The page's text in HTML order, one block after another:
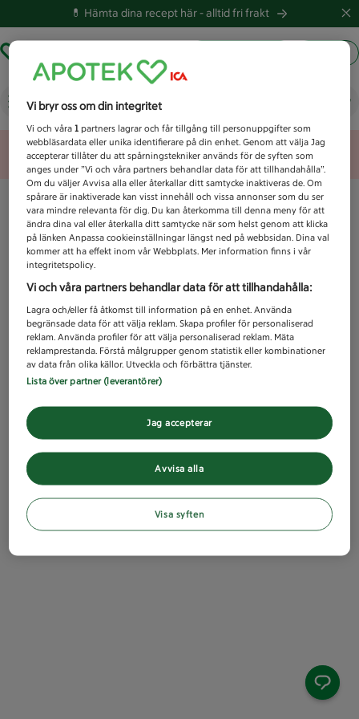
💊 Hämta dina recept här -alltid fri frakt
Vad letar du efter idag?
Unknown error
Vi bryr oss om din integritet
Vi och våra1 partners lagrar och får tillgång till personuppgifter som
webbläsardata eller unika identifierare på din enhet. Genom att välja Jag
accepterar tillåter du att spårningstekniker används för de syften som
anges under ”Vi och våra partners behandlar data för att tillhandahålla”.
Om du väljer Avvisa alla eller återkallar ditt samtycke inaktiveras de. Om
spårare är inaktiverade kan visst innehåll och vissa annonser som du ser
vara mindre relevanta för dig. Du kan återkomma till denna meny för att
ändra dina val eller återkalla ditt samtycke när som helst genom att klicka
på länken Anpassa cookieinställningar längst ned på webbsidan. Dina val
kommer att ha effekt inom vår Webbplats. Mer information finns i vår
integritetspolicy.
Vi och våra partners behandlar data för att tillhandahålla:
Lagra och/eller få åtkomst till information på en enhet. Använda
begränsade data för att välja reklam. Skapa profiler för personaliserad
reklam. Använda profiler för att välja personaliserad reklam. Mäta
reklamprestanda. Förstå målgrupper genom statistik eller kombinationer
av data från olika källor. Utveckla och förbättra tjänster.
Lista över partner (leverantörer)
Avvisa alla
Jag accepterar
Visa syften